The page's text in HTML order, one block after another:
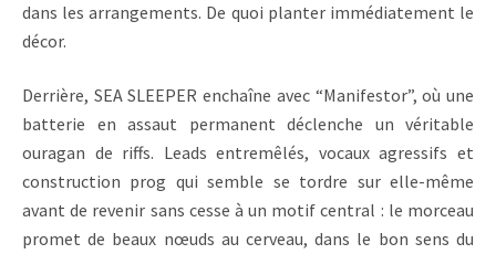
dans les arrangements. De quoi planter immédiatement le
décor.
Derrière, SEA SLEEPER enchaîne avec “Manifestor”, où une
batterie en assaut permanent déclenche un véritable
ouragan de riffs. Leads entremêlés, vocaux agressifs et
construction prog qui semble se tordre sur elle-même
avant de revenir sans cesse à un motif central : le morceau
promet de beaux nœuds au cerveau, dans le bon sens du